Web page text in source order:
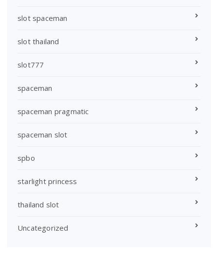
slot spaceman
slot thailand
slot777
spaceman
spaceman pragmatic
spaceman slot
spbo
starlight princess
thailand slot
Uncategorized